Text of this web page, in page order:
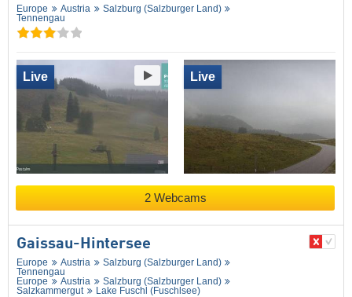
Europe Austria
Salzburg (Salzburger Land)
Tennengau
Live Live
2 Webcams
Gaissau-Hintersee
Europe Austria
Salzburg (Salzburger Land)
Tennengau
Europe
Austria
Salzburg (Salzburger Land)
Salzkammergut
Lake Fuschl (Fuschlsee)